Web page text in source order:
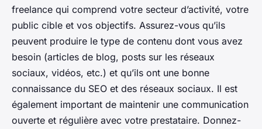
freelance qui comprend votre secteur d’activité, votre
public cible et vos objectifs. Assurez-vous qu’ils
peuvent produire le type de contenu dont vous avez
besoin (articles de blog, posts sur les réseaux
sociaux, vidéos, etc.) et qu’ils ont une bonne
connaissance du SEO et des réseaux sociaux. Il est
également important de maintenir une communication
ouverte et régulière avec votre prestataire. Donnez-